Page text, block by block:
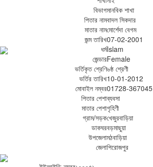
বিভাগমানবিক শাখা
পিতার নামবাদল সিকদার
মাতার নামমোর্শেদা বেগম
জন্ম তারিখ07-02-2001
ধর্মIslam
জেন্ডারFemale
ভর্তিকৃত শ্রেণি৬ষ্ঠ শ্রেণী
ভর্তির তারিখ10-01-2012
মোবাইল নম্বর01728-367045
পিতার পেশাব্যবসা
মাতার পেশাগৃহিণী
গ্রাম/সড়কখেজুরবাড়িয়া
ডাকঘরবড়মাছুয়া
উপজেলামঠবাড়িয়া
জেলাপিরোজপুর